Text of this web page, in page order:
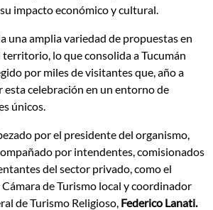
impacto económico y cultural.
una amplia variedad de propuestas en
lo que consolida a Tucumán
por miles de visitantes que, año a
esta celebración en un entorno de
únicos.
por el presidente del organismo,
por intendentes, comisionados
del sector privado, como el
de Turismo local y coordinador
de Turismo Religioso, Federico Lanati.